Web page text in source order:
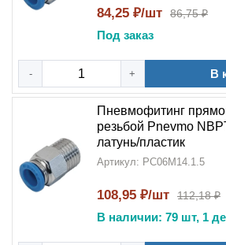
84,25 ₽/шт 86,75 ₽
Под заказ
- + В
Пневмофитинг
резьбой Pnevmo
латунь/пластик
Артикул: PC06M14.1.5
108,95 ₽/шт 112,18 ₽
В наличии: 79 шт, 1